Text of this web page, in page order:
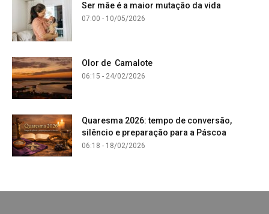
Ser mãe é a maior mutação da vida
07:00 - 10/05/2026
Olor de Camalote
06:15 - 24/02/2026
Quaresma 2026: tempo de conversão,
silêncio e preparação para a Páscoa
06:18 - 18/02/2026